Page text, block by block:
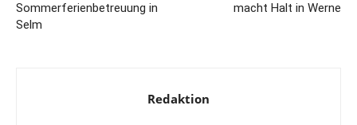
Sommerferienbetreuung in
Selm
macht Halt in Werne
Redaktion